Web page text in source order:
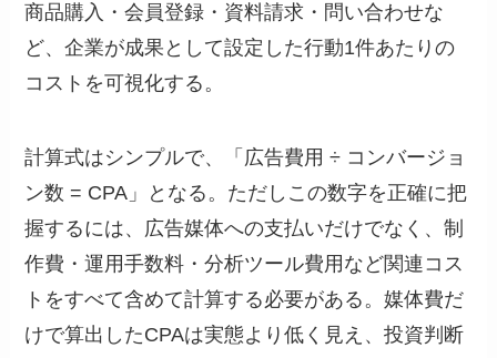
商品購入・会員登録・資料請求・問い合わせな
ど、企業が成果として設定した行動1件あたりの
コストを可視化する。
計算式はシンプルで、「広告費用 ÷ コンバージョ
ン数 = CPA」となる。ただしこの数字を正確に把
握するには、広告媒体への支払いだけでなく、制
作費・運用手数料・分析ツール費用など関連コス
トをすべて含めて計算する必要がある。媒体費だ
けで算出したCPAは実態より低く見え、投資判断